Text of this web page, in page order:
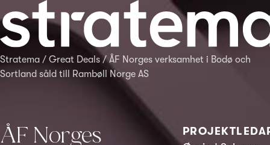
Stratema / Great Deals /ÅF Norges verksamhet i Bodø och
Sortland såld till Rambøll Norge AS
ÅF Norges